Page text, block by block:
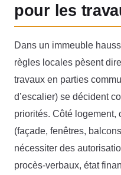
pour les
Dans un immeuble
règles locales pèsent
travaux en parties
d’escalier) se décident
priorités. Côté logement,
(façade, fenêtres,
nécessiter des
procès-verbaux, état